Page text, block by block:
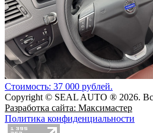
Стоимость: 37 000 рублей.
Copyright © SEAL AUTO ® 2026.
Разработка сайта: Максимастер
Политика конфиденциальности